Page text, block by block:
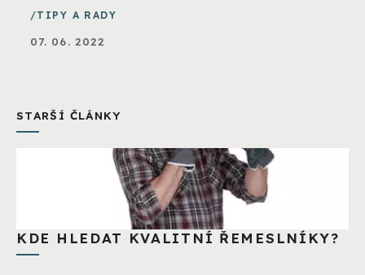
TIPY A RADY
07. 06. 2022
STARŠÍ ČLÁNKY
KDE HLEDAT KVALITNÍ ŘEMESLNÍKY?